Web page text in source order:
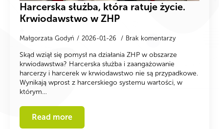
Harcerska służba, która ratuje życie.
Krwiodawstwo w ZHP
Małgorzata Godyń 2026-01-26 Brak komentarzy
Skąd wziął się pomysł na działania ZHP w obszarze
krwiodawstwa? Harcerska służba i zaangażowanie
harcerzy i harcerek w krwiodawstwo nie są przypadkowe.
Wynikają wprost z harcerskiego systemu wartości, w
którym…
Read more